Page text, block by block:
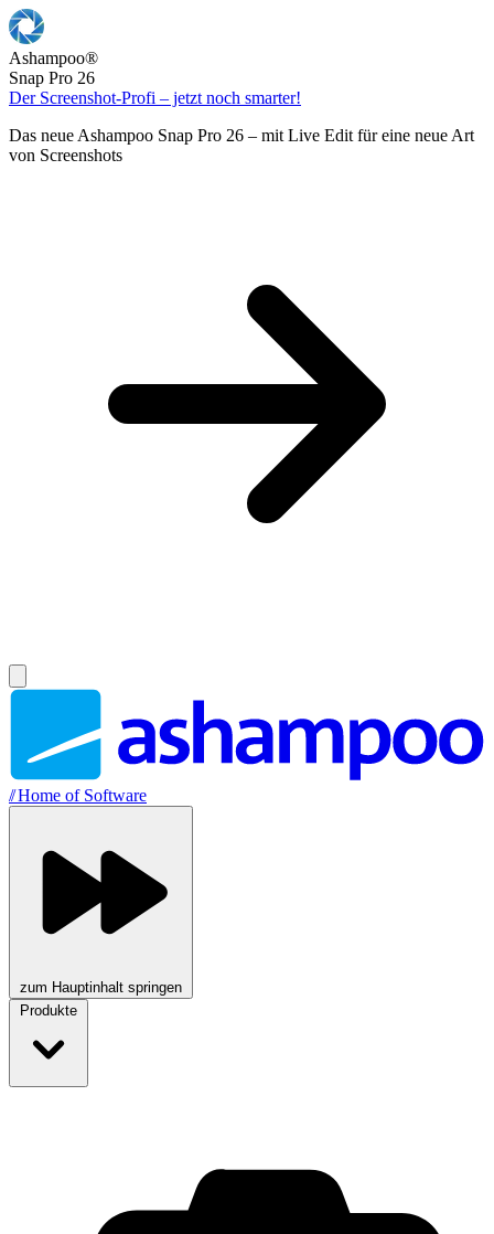
Ashampoo®
Snap Pro 26
Der Screenshot-Profi – jetzt noch smarter!
Das neue Ashampoo Snap Pro 26 – mit Live Edit für eine neue Art
von Screenshots
//Home of Software
zum Hauptinhalt springen
Produkte